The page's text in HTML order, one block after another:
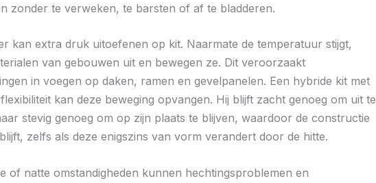
zonder te verweken, te barsten of af te bladderen.
kan extra druk uitoefenen op kit. Naarmate de temperatuur stijgt,
van gebouwen uit en bewegen ze. Dit veroorzaakt
in voegen op daken, ramen en gevelpanelen. Een hybride kit met
kan deze beweging opvangen. Hij blijft zacht genoeg om uit te
stevig genoeg om op zijn plaats te blijven, waardoor de constructie
zelfs als deze enigszins van vorm verandert door de hitte.
of natte omstandigheden kunnen hechtingsproblemen en